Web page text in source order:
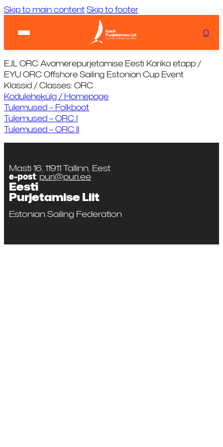
Skip to main contentSkip to footer
Tuul:Laadimas...
0
EJL ORC Avamerepurjetamise Eesti Karika etapp /
EYU ORC Offshore Sailing Estonian Cup Event
Klassid / Classes: ORC
Kodulehekülg / Homepage
Tulemused – Folkboot
Tulemused – ORC I
Tulemused – ORC II
Masti 16, 11911 Tallinn, Eest
e-post: puri@puri.ee
Eesti
Purjetamise Liit
Estonian Sailing Federation